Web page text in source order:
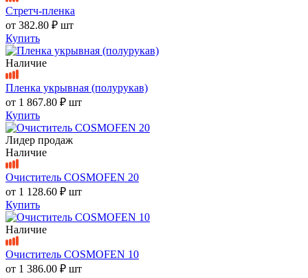
Стретч-пленка
от 382.80 ₽ шт
Купить
Наличие
Пленка укрывная (полурукав)
от 1 867.80 ₽ шт
Купить
Лидер продаж
Наличие
Очиститель COSMOFEN 20
от 1 128.60 ₽ шт
Купить
Наличие
Очиститель COSMOFEN 10
от 1 386.00 ₽ шт